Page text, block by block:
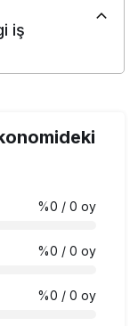
iş
%0 / 0 oy
%0 / 0 oy
%0 / 0 oy